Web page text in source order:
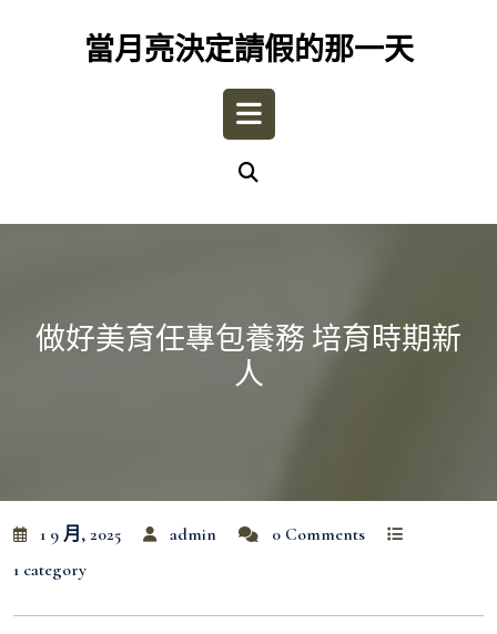
當月亮決定請假的那一天
Open
做好美育任專包養務 培育時期新
人
1 9 月, 2025 admin
0 Comments
1 category